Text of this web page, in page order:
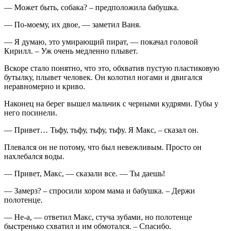
— Может быть, собака? – предположила бабушка.
— По-моему, их двое, — заметил Ваня.
— Я думаю, это умирающий пират, — покачал головой
Кирилл. – Уж очень медленно плывет.
Вскоре стало понятно, что это, обхватив пустую пластиковую
бутылку, плывет человек. Он колотил ногами и двигался
неравномерно и криво.
Наконец на берег вышел мальчик с черными кудрями. Губы у
него посинели.
— Привет… Тьфу, тьфу, тьфу, тьфу. Я Макс, – сказал он.
Плевался он не потому, что был невежливым. Просто он
нахлебался воды.
— Привет, Макс, — сказали все. — Ты даешь!
— Замерз? – спросили хором мама и бабушка. – Держи
полотенце.
— Не-а, — ответил Макс, стуча зубами, но полотенце
быстренько схватил и им обмотался. – Спасибо.